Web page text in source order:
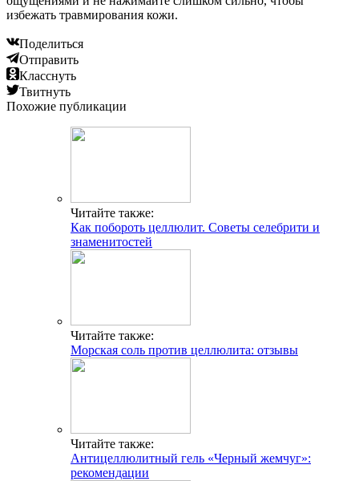
избежать травмирования кожи.
Поделиться
Отправить
Класснуть
Твитнуть
Похожие публикации
Читайте также:
Как побороть целлюлит. Советы селебрити и
знаменитостей
Читайте также:
Морская соль против целлюлита: отзывы
Читайте также:
Антицеллюлитный гель «Черный жемчуг»:
рекомендации